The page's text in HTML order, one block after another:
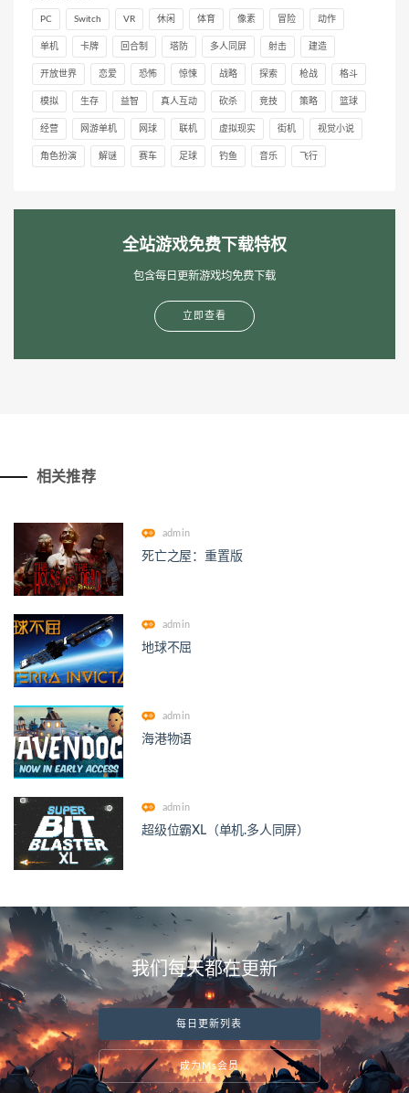
PC Switch VR 休闲 体育 像素 冒险 动作
单机 卡牌 回合制 塔防 多人同屏 射击 建造
开放世界 恋爱 恐怖 惊悚 战略 探索 枪战 格斗
模拟 生存 益智 真人互动 砍杀 竞技 策略 篮球
经营 网游单机 网球 联机 虚拟现实 街机 视觉小说
角色扮演 解谜 赛车 足球 钓鱼 音乐 飞行
全站游戏免费下载特权
包含每日更新游戏均免费下载
立即查看
相关推荐
admin
死亡之屋：重置版
admin
地球不屈
admin
海港物语
admin
超级位霸XL（单机.多人同屏）
我们每天都在更新
每日更新列表
成为Ms会员